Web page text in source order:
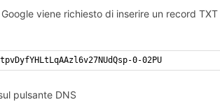
viene richiesto di inserire un record
0-02PU
pulsante DNS